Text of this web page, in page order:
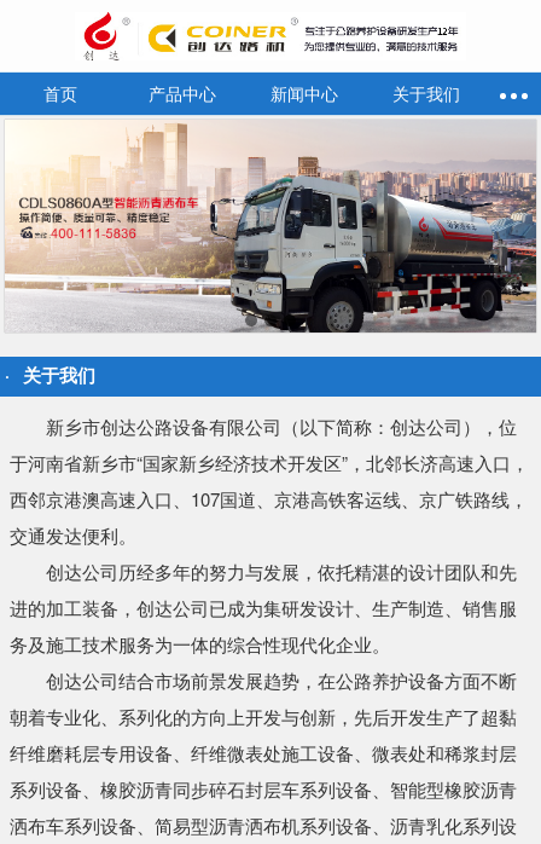
首页 产品中心 新闻中心 关于我们
关于我们
新乡市创达公路设备有限公司（以下简称：创达公司），位
于河南省新乡市“国家新乡经济技术开发区”，北邻长济高速入口，
西邻京港澳高速入口、107国道、京港高铁客运线、京广铁路线，
交通发达便利。
创达公司历经多年的努力与发展，依托精湛的设计团队和先
进的加工装备，创达公司已成为集研发设计、生产制造、销售服
务及施工技术服务为一体的综合性现代化企业。
创达公司结合市场前景发展趋势，在公路养护设备方面不断
朝着专业化、系列化的方向上开发与创新，先后开发生产了超黏
纤维磨耗层专用设备、纤维微表处施工设备、微表处和稀浆封层
系列设备、橡胶沥青同步碎石封层车系列设备、智能型橡胶沥青
洒布车系列设备、简易型沥青洒布机系列设备、沥青乳化系列设